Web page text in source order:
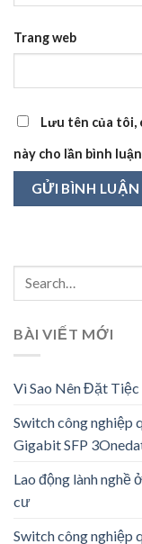
Trang web
Lưu tên của tôi,
này cho lần bình
BÀI VIẾT MỚI
Vì Sao Nên Đặt
Switch công nghiệp
Gigabit SFP
Lao động lành nghề
cư
Switch công nghiệp